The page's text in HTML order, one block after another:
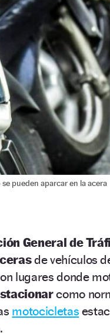
pueden aparcar en la acera
General de
de vehículos
lugares donde
como
motocicletas